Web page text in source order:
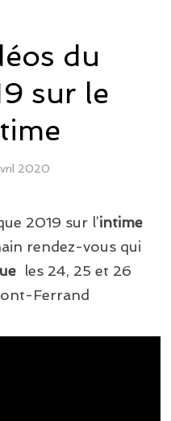
du
sur le
2020
2019 sur l’intime
rendez-vous qui
les 24, 25 et 26
Ferrand